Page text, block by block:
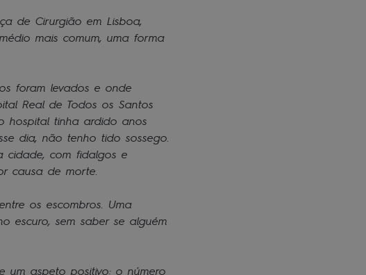
de Cirurgião em Lisboa,
mais comum, uma forma
foram levados e onde
Real de Todos os Santos
hospital tinha ardido anos
dia, não tenho tido sossego.
com fidalgos e
causa de morte.
os escombros. Uma
escuro, sem saber se alguém
um aspeto positivo: o número